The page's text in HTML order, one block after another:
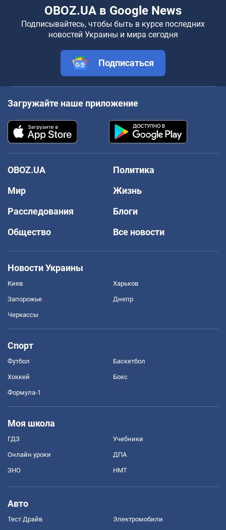
OBOZ.UA в Google News
Подписывайтесь, чтобы быть в курсе последних
новостей Украины и мира сегодня
Подписаться
Загружайте наше приложение
OBOZ.UA
Политика
Мир
Жизнь
Расследования
Блоги
Общество
Все новости
Новости Украины
Киев Харьков
Запорожье Днепр
Черкассы
Спорт
Футбол Баскетбол
Хоккей Бокс
Формула-1
Моя школа
ГДЗ Учебники
Онлайн уроки ДПА
ЗНО НМТ
Авто
Тест Драйв Электромобили